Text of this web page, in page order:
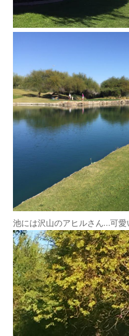
池には沢山のアヒルさん…可愛